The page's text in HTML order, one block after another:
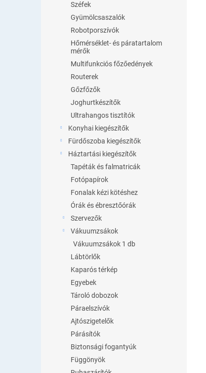
Széfek
Gyümölcsaszalók
Robotporszívók
Hőmérséklet- és páratartalom
mérők
Multifunkciós főzőedények
Routerek
Gőzfőzők
Joghurtkészítők
Ultrahangos tisztítók
Konyhai kiegészítők
Fürdőszoba kiegészítők
Háztartási kiegészítők
Tapéták és falmatricák
Fotópapírok
Fonalak kézi kötéshez
Órák és ébresztőórák
Szervezők
Vákuumzsákok
Vákuumzsákok 1 db
Lábtörlők
Kaparós térkép
Egyebek
Tároló dobozok
Páraelszívók
Ajtószigetelők
Párásítók
Biztonsági fogantyúk
Függönyök